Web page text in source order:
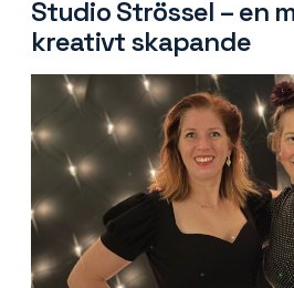
Studio Strössel – en
kreativt skapande